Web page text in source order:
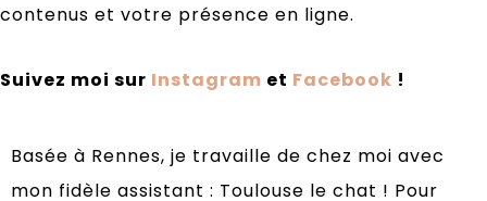
contenus et votre présence en ligne.
Suivez moi sur Instagram et Facebook !
Basée à Rennes, je travaille de chez moi avec
mon fidèle assistant : Toulouse le chat ! Pour